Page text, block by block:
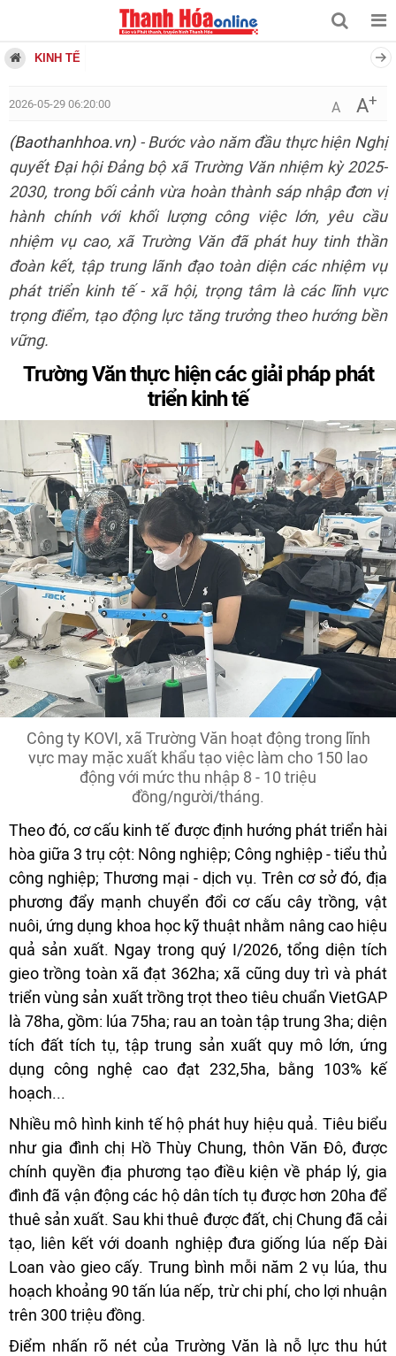
KINH TẾ
2026-05-29 06:20:00 A A+
(Baothanhhoa.vn)- Bước vào năm đầu thực hiện Nghị
quyết Đại hội Đảng bộ xã Trường Văn nhiệm kỳ 2025-
2030, trong bối cảnh vừa hoàn thành sáp nhập đơn vị
hành chính với khối lượng công việc lớn, yêu cầu
nhiệm vụ cao, xã Trường Văn đã phát huy tinh thần
đoàn kết, tập trung lãnh đạo toàn diện các nhiệm vụ
phát triển kinh tế - xã hội, trọng tâm là các lĩnh vực
trọng điểm, tạo động lực tăng trưởng theo hướng bền
vững.
Trường Văn thực hiện các giải pháp phát
triển kinh tế
Công ty KOVI, xã Trường Văn hoạt động trong lĩnh
vực may mặc xuất khẩu tạo việc làm cho 150 lao
động với mức thu nhập 8 - 10 triệu
đồng/người/tháng.
Theo đó, cơ cấu kinh tế được định hướng phát triển hài
hòa giữa 3 trụ cột: Nông nghiệp; Công nghiệp - tiểu thủ
công nghiệp; Thương mại - dịch vụ. Trên cơ sở đó, địa
phương đẩy mạnh chuyển đổi cơ cấu cây trồng, vật
nuôi, ứng dụng khoa học kỹ thuật nhằm nâng cao hiệu
quả sản xuất. Ngay trong quý I/2026, tổng diện tích
gieo trồng toàn xã đạt 362ha; xã cũng duy trì và phát
triển vùng sản xuất trồng trọt theo tiêu chuẩn VietGAP
là 78ha, gồm: lúa 75ha; rau an toàn tập trung 3ha; diện
tích đất tích tụ, tập trung sản xuất quy mô lớn, ứng
dụng công nghệ cao đạt 232,5ha, bằng 103% kế
hoạch...
Nhiều mô hình kinh tế hộ phát huy hiệu quả. Tiêu biểu
như gia đình chị Hồ Thùy Chung, thôn Văn Đô, được
chính quyền địa phương tạo điều kiện về pháp lý, gia
đình đã vận động các hộ dân tích tụ được hơn 20ha để
thuê sản xuất. Sau khi thuê được đất, chị Chung đã cải
tạo, liên kết với doanh nghiệp đưa giống lúa nếp Đài
Loan vào gieo cấy. Trung bình mỗi năm 2 vụ lúa, thu
hoạch khoảng 90 tấn lúa nếp, trừ chi phí, cho lợi nhuận
trên 300 triệu đồng.
Điểm nhấn rõ nét của Trường Văn là nỗ lực thu hút